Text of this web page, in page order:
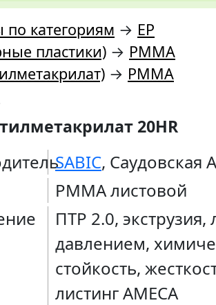
по категориям → EP
пластики) → PMMA
→ PMMA
20HR
SABIC, Саудовская
PMMA листовой
ПТР 2.0, экструзия,
давлением,
стойкость,
листинг AMECA